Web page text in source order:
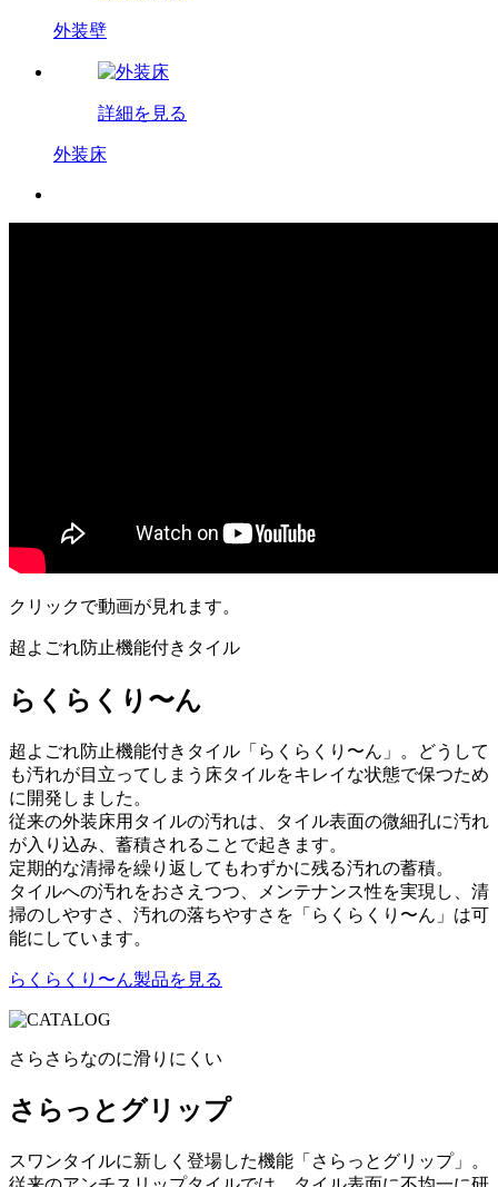
外装壁
詳細を見る
外装床
クリックで動画が見れます。
超よごれ防止機能付きタイル
らくらくり〜ん
超よごれ防止機能付きタイル「らくらくり〜ん」。どうして
も汚れが目立ってしまう床タイルをキレイな状態で保つため
に開発しました。
従来の外装床用タイルの汚れは、タイル表面の微細孔に汚れ
が入り込み、蓄積されることで起きます。
定期的な清掃を繰り返してもわずかに残る汚れの蓄積。
タイルへの汚れをおさえつつ、メンテナンス性を実現し、清
掃のしやすさ、汚れの落ちやすさを「らくらくり〜ん」は可
能にしています。
らくらくり〜ん製品を見る
さらさらなのに滑りにくい
さらっとグリップ
スワンタイルに新しく登場した機能「さらっとグリップ」。